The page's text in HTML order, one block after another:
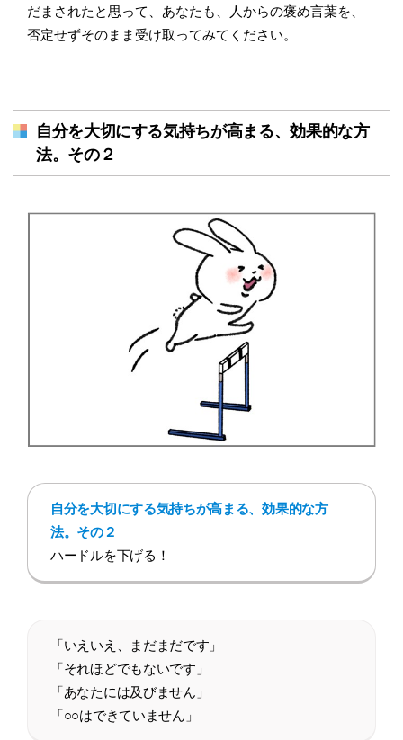
だまされたと思って、あなたも、人からの褒め言葉を、
否定せずそのまま受け取ってみてください。
自分を大切にする気持ちが高まる、効果的な方
法。その２
自分を大切にする気持ちが高まる、効果的な方
法。その２
ハードルを下げる！
「いえいえ、まだまだです」
「それほどでもないです」
「あなたには及びません」
「○○はできていません」